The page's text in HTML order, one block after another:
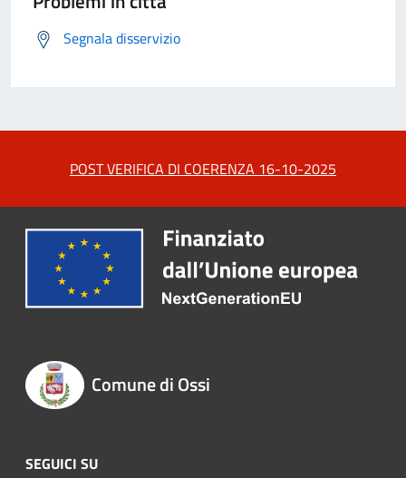
Segnala disservizio
POST VERIFICA DI COERENZA 16-10-2025
Comune di Ossi
SEGUICI SU